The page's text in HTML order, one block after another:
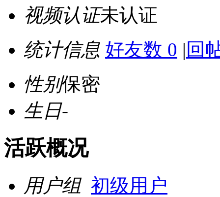
视频认证未认证
统计信息 好友数 0 | 回
性别保密
生日-
活跃概况
用户组 初级用户